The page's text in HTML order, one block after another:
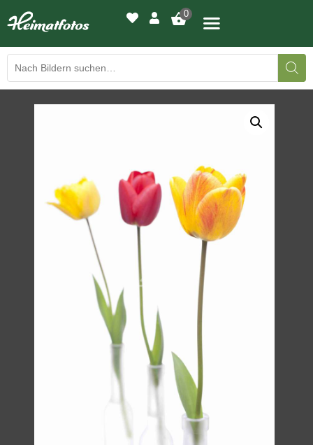
0
LED-LEUCHTBILDER
WIR DRUCKEN IHR BILD
AUSSTELLUNGEN
HEIMATLICHTER
KONTAKT